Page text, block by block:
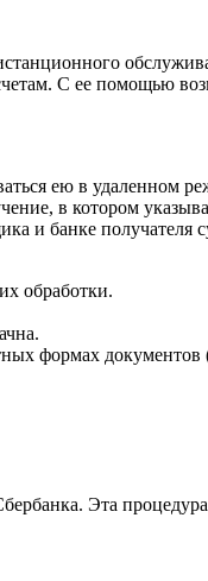
С ее помощью
ею в
в котором
банке получателя
обработки.
формах документов
Эта